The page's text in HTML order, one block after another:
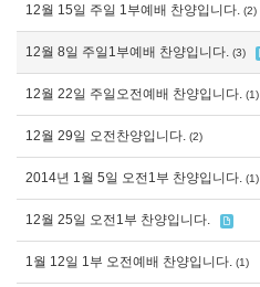
12월 15일 주일 1부예배 찬양입니다. (2)
12월 8일 주일1부예배 찬양입니다. (3)
12월 22일 주일오전예배 찬양입니다. (1)
12월 29일 오전찬양입니다. (2)
2014년 1월 5일 오전1부 찬양입니다. (1)
12월 25일 오전1부 찬양입니다.
1월 12일 1부 오전예배 찬양입니다. (1)